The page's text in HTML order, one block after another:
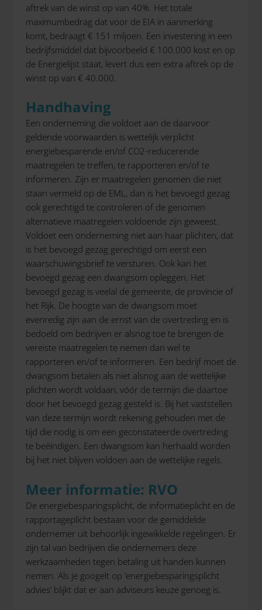
aftrek van de winst op van 40%. Het totale
maximumbedrag dat voor de EIA in aanmerking
komt, bedraagt € 151 miljoen. Een investering in een
bedrijfsmiddel dat bijvoorbeeld € 100.000 kost en op
de Energielijst staat, levert dus een extra aftrek op de
winst op van € 40.000.
Handhaving
Een onderneming die voldoet aan de daarvoor
geldende voorwaarden is wettelijk verplicht
energiebesparende en/of CO2-reducerende
maatregelen te treffen, te rapporteren en/of te
informeren. Zijn er maatregelen genomen die niet
staan vermeld op de EML, dan is het bevoegd gezag
ook gerechtigd te controleren of de genomen
alternatieve maatregelen voldoende zijn geweest.
Voldoet een onderneming niet aan haar plichten, dat
is het bevoegd gezag gerechtigd om eerst een
waarschuwingsbrief te versturen. Ook kan het
bevoegd gezag een dwangsom opleggen. Het
bevoegd gezag is veelal de gemeente, de provincie of
het Rijk. De hoogte van de dwangsom moet
evenredig zijn aan de ernst van de overtreding en is
bedoeld om bedrijven er alsnog toe te brengen de
vereiste maatregelen te nemen dan wel te
rapporteren en/of te informeren. Een bedrijf moet de
dwangsom betalen als niet alsnog aan de wettelijke
plichten wordt voldaan, vóór de termijn die daartoe
door het bevoegd gezag gesteld is. Bij het vaststellen
van deze termijn wordt rekening gehouden met de
tijd die nodig is om een geconstateerde overtreding
te beëindigen. Een dwangsom kan herhaald worden
bij het niet blijven voldoen aan de wettelijke regels.
Meer informatie: RVO
De energiebesparingsplicht, de informatieplicht en de
rapportageplicht bestaan voor de gemiddelde
ondernemer uit behoorlijk ingewikkelde regelingen. Er
zijn tal van bedrijven die ondernemers deze
werkzaamheden tegen betaling uit handen kunnen
nemen. Als je googelt op ‘energiebesparingsplicht
advies’ blijkt dat er aan adviseurs keuze genoeg is.